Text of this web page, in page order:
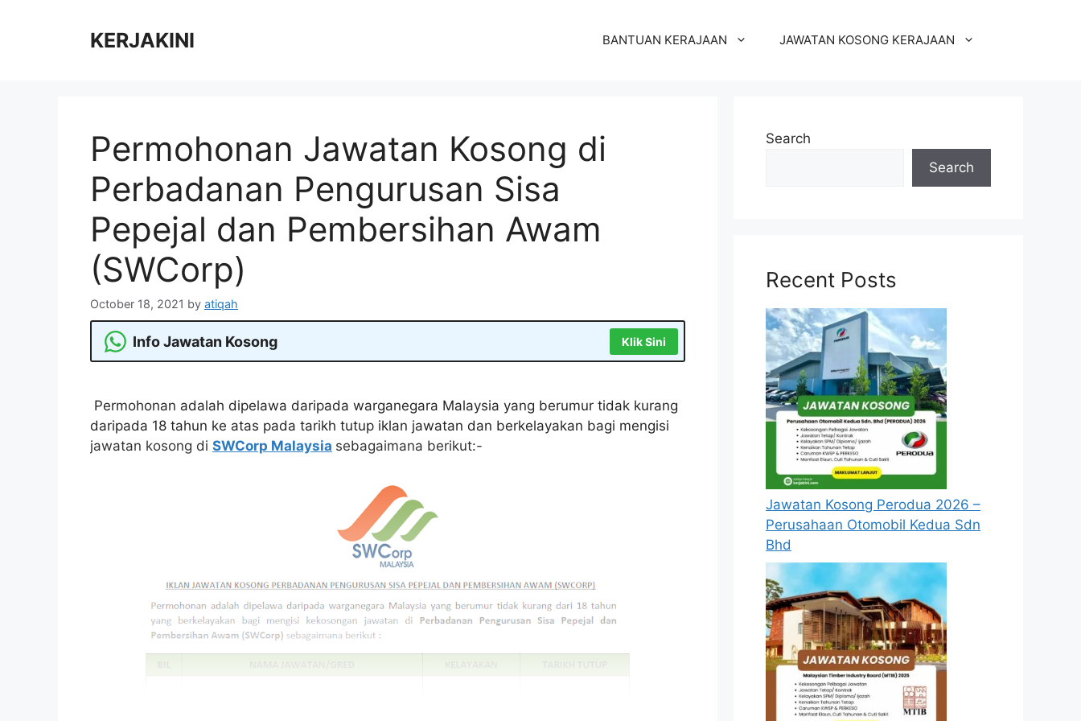
KERJAKINI BANTUAN KERAJAAN JAWATAN KOSONG KERAJAAN
Permohonan Jawatan Kosong di
Perbadanan Pengurusan Sisa
Pepejal dan Pembersihan Awam
(SWCorp)
October 18, 2021 by atiqah
Info Jawatan Kosong Klik Sini
Permohonan adalah dipelawa daripada warganegara Malaysia yang berumur tidak kurang
daripada 18 tahun ke atas pada tarikh tutup iklan jawatan dan berkelayakan bagi mengisi
jawatan kosong di SWCorp Malaysia sebagaimana berikut:-
Search
Search
Recent Posts
Jawatan Kosong Perodua 2026 –
Perusahaan Otomobil Kedua Sdn
Bhd